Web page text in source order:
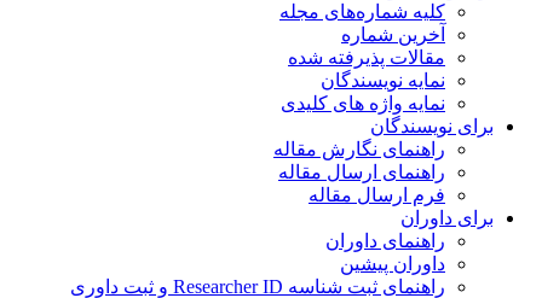
کلیه شماره‌های مجله
آخرین شماره
مقالات پذیرفته شده
نمایه نویسندگان
نمایه واژه های کلیدی
نویسندگان
راهنمای نگارش مقاله
راهنمای ارسال مقاله
فرم ارسال مقاله
داوران
راهنمای داوران
داوران پیشین
راهنمای ثبت شناسه Researcher ID و ثبت داوری